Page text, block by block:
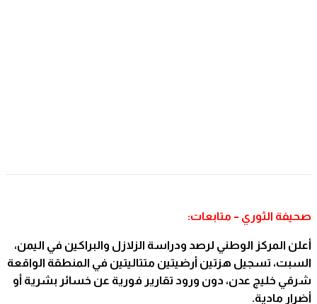
متابعات:
لرصد ودراسة الزلازل والبراكين في اليمن،
أرضيتين متتاليتين في المنطقة الواقعة
دون ورود تقارير فورية عن خسائر بشرية أو